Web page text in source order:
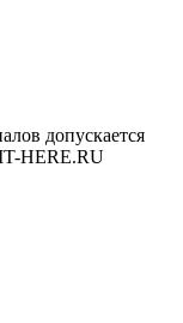
допускается
HERE.RU